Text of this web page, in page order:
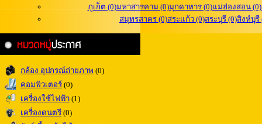
ภูเก็ต (0)มหาสารคาม (0)มุกดาหาร (0)แม่ฮ่องสอน (0)
สมุทรสาคร (0)สระแก้ว (0)สระบุรี (0)สิงห์บุรี
กล้อง อุปกรณ์ถ่ายภาพ (0)
คอมพิวเตอร์ (0)
เครื่องใช้ไฟฟ้า (1)
เครื่องดนตรี (0)